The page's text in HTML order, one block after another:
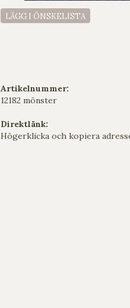
LÄGG I ÖNSKELISTA
Artikelnummer:
12182 mönster
Direktlänk:
Högerklicka och kopiera